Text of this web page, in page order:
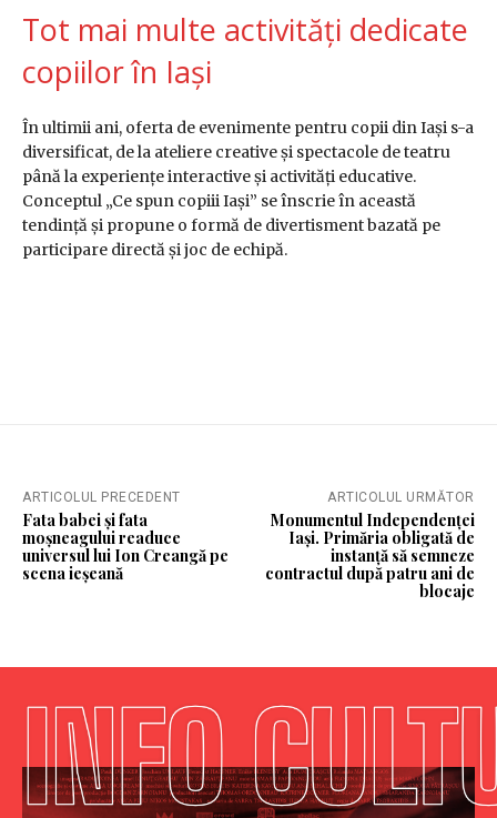
Tot mai multe activități dedicate
copiilor în Iași
În ultimii ani, oferta de evenimente pentru copii din Iași s-a
diversificat, de la ateliere creative și spectacole de teatru
până la experiențe interactive și activități educative.
Conceptul „Ce spun copiii Iași” se înscrie în această
tendință și propune o formă de divertisment bazată pe
participare directă și joc de echipă.
ARTICOLUL PRECEDENT
Fata babei și fata
moșneagului readuce
universul lui Ion Creangă pe
scena ieșeană
ARTICOLUL URMĂTOR
Monumentul Independenței
Iași. Primăria obligată de
instanță să semneze
contractul după patru ani de
blocaje